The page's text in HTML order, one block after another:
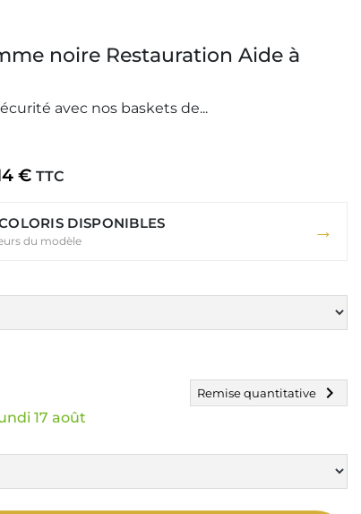
noire Restauration Aide à
avec nos baskets de...
€ TTC
DISPONIBLES
du modèle →
17 août
Remise quantitative chevron_right